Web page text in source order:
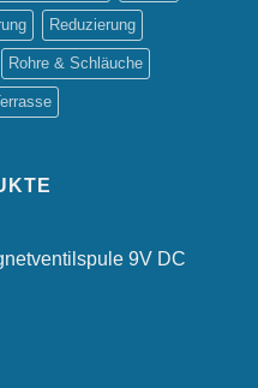
Reduzierung
Rohre & Schläuche
9V DC
€.